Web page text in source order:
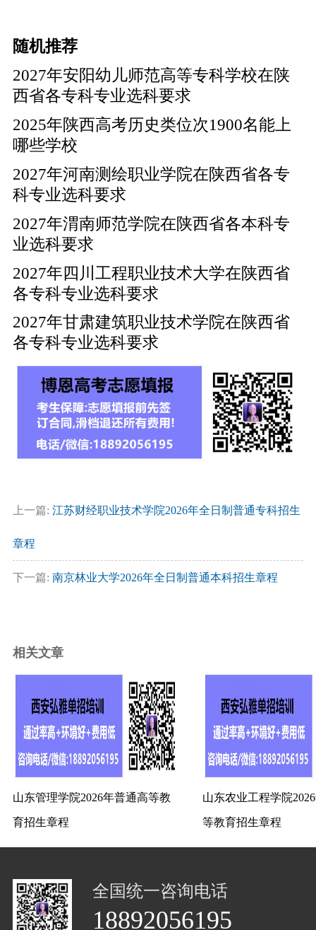
随机推荐
2027年安阳幼儿师范高等专科学校在陕
西省各专科专业选科要求
2025年陕西高考历史类位次1900名能上
哪些学校
2027年河南测绘职业学院在陕西省各专
科专业选科要求
2027年渭南师范学院在陕西省各本科专
业选科要求
2027年四川工程职业技术大学在陕西省
各专科专业选科要求
2027年甘肃建筑职业技术学院在陕西省
各专科专业选科要求
上一篇: 江苏财经职业技术学院2026年全日制普通专科招生
章程
下一篇: 南京林业大学2026年全日制普通本科招生章程
相关文章
山东管理学院2026年普通高等教
育招生章程
山东农业工程学院
等教育招生章程
全国统一咨询电话
18892056195